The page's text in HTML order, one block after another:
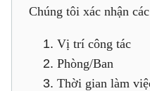
Chúng tôi xác nhận
Vị trí công
Phòng/Ban
Thời gian làm